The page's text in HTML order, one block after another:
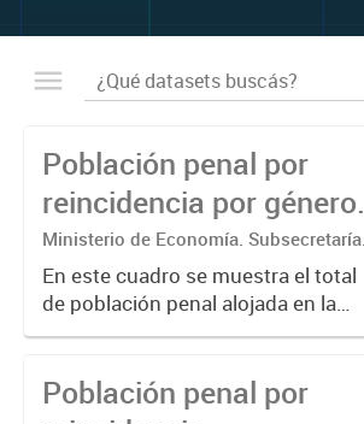
Población penal por
reincidencia por género.
Ministerio de Economía. Subsecretaría
de Coordinación Económica y
Estadística. Dirección Provincial de
Estadística.
En este cuadro se muestra el total
de población penal alojada en la
provincia de Buenos Aires por
Población penal por